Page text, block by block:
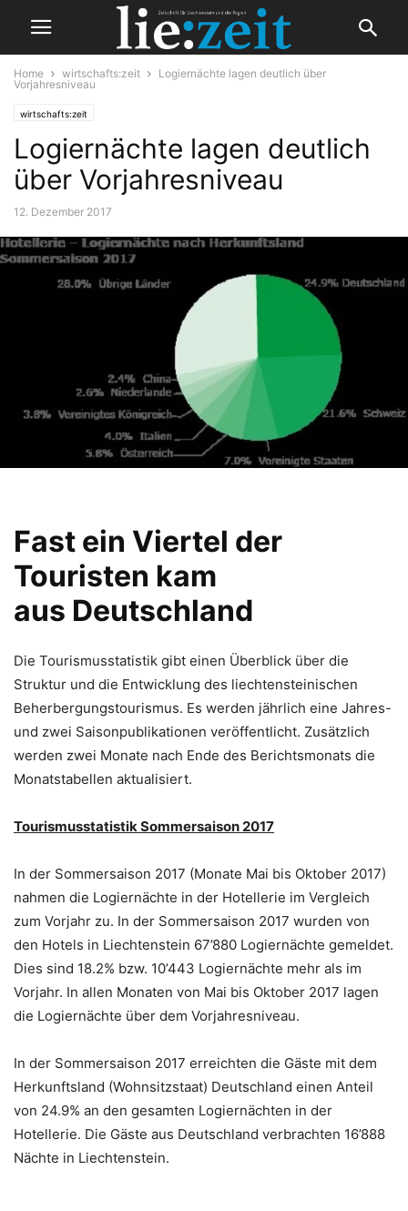
Home wirtschafts:zeit
Logiernächte lagen deutlich über
Vorjahresniveau
wirtschafts:zeit
Logiernächte lagen deutlich
über Vorjahresniveau
12. Dezember 2017
Fast ein Viertel der
Touristen kam
aus Deutschland
Die Tourismusstatistik gibt einen Überblick über die
Struktur und die Entwicklung des liechtensteinischen
Beherbergungstourismus. Es werden jährlich eine Jahres-
und zwei Saisonpublikationen veröffentlicht. Zusätzlich
werden zwei Monate nach Ende des Berichtsmonats die
Monatstabellen aktualisiert.
Tourismusstatistik Sommersaison 2017
In der Sommersaison 2017 (Monate Mai bis Oktober 2017)
nahmen die Logiernächte in der Hotellerie im Vergleich
zum Vorjahr zu. In der Sommersaison 2017 wurden von
den Hotels in Liechtenstein 67’880 Logiernächte gemeldet.
Dies sind 18.2% bzw. 10’443 Logiernächte mehr als im
Vorjahr. In allen Monaten von Mai bis Oktober 2017 lagen
die Logiernächte über dem Vorjahresniveau.
In der Sommersaison 2017 erreichten die Gäste mit dem
Herkunftsland (Wohnsitzstaat) Deutschland einen Anteil
von 24.9% an den gesamten Logiernächten in der
Hotellerie. Die Gäste aus Deutschland verbrachten 16’888
Nächte in Liechtenstein.